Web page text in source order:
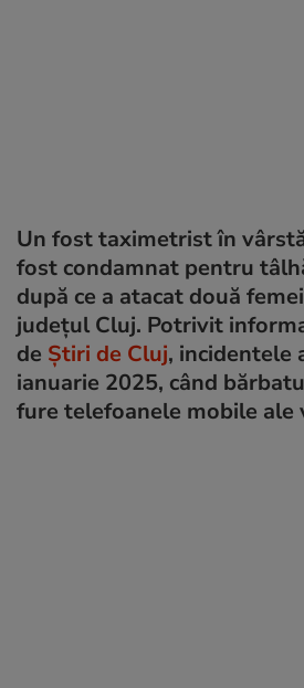
Un fost taximetrist în
fost condamnat pentru
după ce a atacat două
județul Cluj. Potrivit
de Știri de Cluj, incidentele
ianuarie 2025, când
fure telefoanele mobile ale